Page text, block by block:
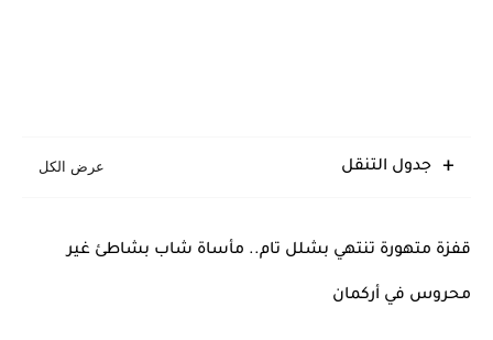
جدول التنقل
قفزة متهورة تنتهي بشلل تام.. مأساة شاب بشاطئ غير
محروس في أركمان